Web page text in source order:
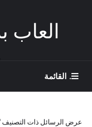
. القائمة
عرض الرسائل ذات التصنيف